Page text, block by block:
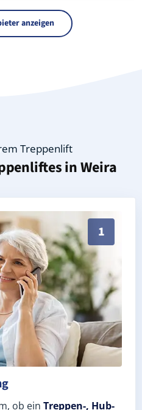
anzeigen
Treppenlift
inWeira
1
in Weira 07806
ob ein Treppen-, Hub-